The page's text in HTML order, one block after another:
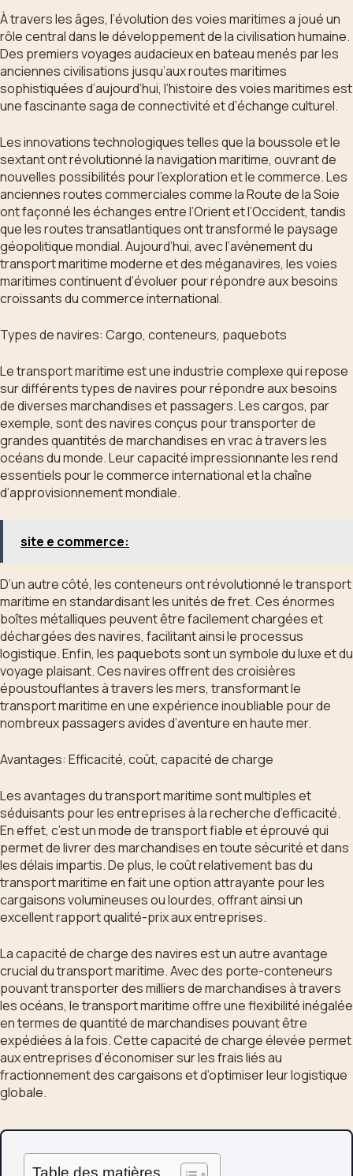
À travers les âges, l’évolution des voies maritimes a joué un
rôle central dans le développement de la civilisation humaine.
Des premiers voyages audacieux en bateau menés par les
anciennes civilisations jusqu’aux routes maritimes
sophistiquées d’aujourd’hui, l’histoire des voies maritimes est
une fascinante saga de connectivité et d’échange culturel.
Les innovations technologiques telles que la boussole et le
sextant ont révolutionné la navigation maritime, ouvrant de
nouvelles possibilités pour l’exploration et le commerce. Les
anciennes routes commerciales comme la Route de la Soie
ont façonné les échanges entre l’Orient et l’Occident, tandis
que les routes transatlantiques ont transformé le paysage
géopolitique mondial. Aujourd’hui, avec l’avènement du
transport maritime moderne et des méganavires, les voies
maritimes continuent d’évoluer pour répondre aux besoins
croissants du commerce international.
Types de navires: Cargo, conteneurs, paquebots
Le transport maritime est une industrie complexe qui repose
sur différents types de navires pour répondre aux besoins
de diverses marchandises et passagers. Les cargos, par
exemple, sont des navires conçus pour transporter de
grandes quantités de marchandises en vrac à travers les
océans du monde. Leur capacité impressionnante les rend
essentiels pour le commerce international et la chaîne
d’approvisionnement mondiale.
site e commerce:
D’un autre côté, les conteneurs ont révolutionné le transport
maritime en standardisant les unités de fret. Ces énormes
boîtes métalliques peuvent être facilement chargées et
déchargées des navires, facilitant ainsi le processus
logistique. Enfin, les paquebots sont un symbole du luxe et du
voyage plaisant. Ces navires offrent des croisières
époustouflantes à travers les mers, transformant le
transport maritime en une expérience inoubliable pour de
nombreux passagers avides d’aventure en haute mer.
Avantages: Efficacité, coût, capacité de charge
Les avantages du transport maritime sont multiples et
séduisants pour les entreprises à la recherche d’efficacité.
En effet, c’est un mode de transport fiable et éprouvé qui
permet de livrer des marchandises en toute sécurité et dans
les délais impartis. De plus, le coût relativement bas du
transport maritime en fait une option attrayante pour les
cargaisons volumineuses ou lourdes, offrant ainsi un
excellent rapport qualité-prix aux entreprises.
La capacité de charge des navires est un autre avantage
crucial du transport maritime. Avec des porte-conteneurs
pouvant transporter des milliers de marchandises à travers
les océans, le transport maritime offre une flexibilité inégalée
en termes de quantité de marchandises pouvant être
expédiées à la fois. Cette capacité de charge élevée permet
aux entreprises d’économiser sur les frais liés au
fractionnement des cargaisons et d’optimiser leur logistique
globale.
Table des matières